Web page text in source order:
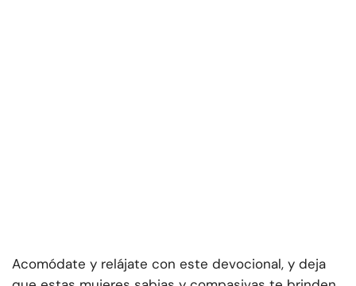
Acomódate y relájate con este devocional, y deja